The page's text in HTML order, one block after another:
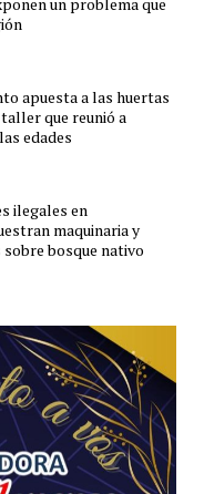
un problema que
apuesta a las huertas
que reunió a
edades
ilegales en
maquinaria y
bosque nativo